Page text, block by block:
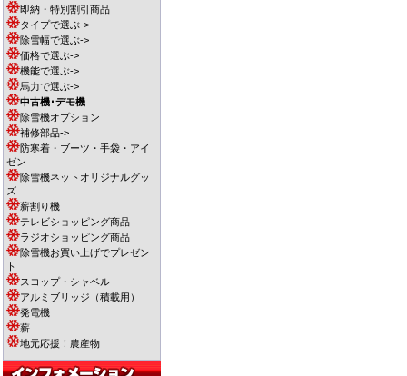
即納・特別割引商品
タイプで選ぶ->
除雪幅で選ぶ->
価格で選ぶ->
機能で選ぶ->
馬力で選ぶ->
中古機･デモ機
除雪機オプション
補修部品->
防寒着・ブーツ・手袋・アイ
ゼン
除雪機ネットオリジナルグッ
ズ
薪割り機
テレビショッピング商品
ラジオショッピング商品
除雪機お買い上げでプレゼン
ト
スコップ・シャベル
アルミブリッジ（積載用）
発電機
薪
地元応援！農産物